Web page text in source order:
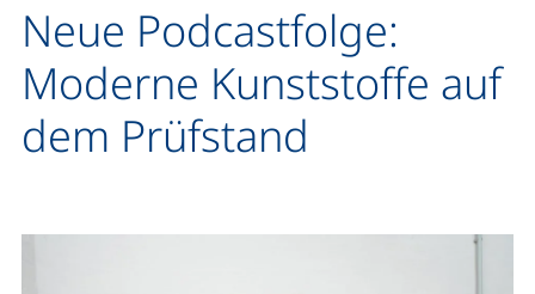
Neue Podcastfolge:
Moderne Kunststoffe auf
dem Prüfstand